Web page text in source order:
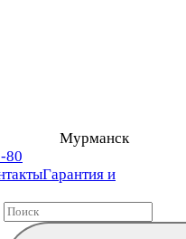
Мурманск
80
Гарантия и